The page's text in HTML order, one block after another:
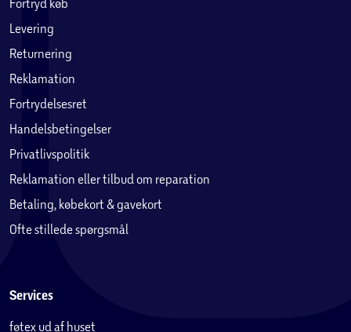
Levering
Returnering
Reklamation
Fortrydelsesret
Handelsbetingelser
Privatlivspolitik
Reklamation eller tilbud om reparation
Betaling, købekort & gavekort
Ofte stillede spørgsmål
Services
føtex ud af huset